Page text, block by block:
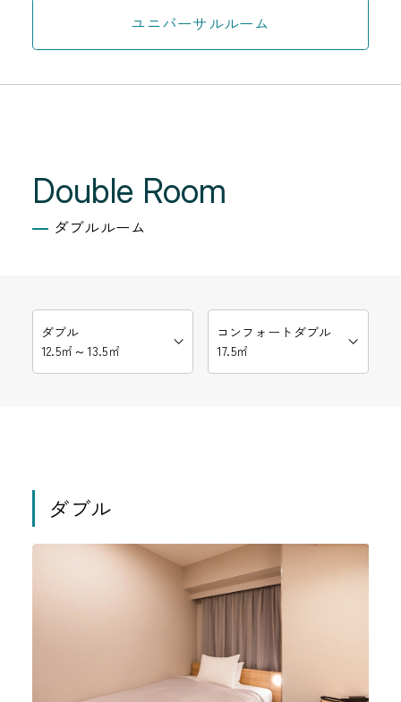
ユニバーサルルーム
Double Room
ダブルルーム
ダブル
12.5㎡～13.5㎡
コンフォートダブル
17.5㎡
ダブル